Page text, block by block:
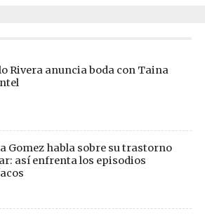
Rivera anuncia boda con Taina
Gomez habla sobre su trastorno
así enfrenta los episodios